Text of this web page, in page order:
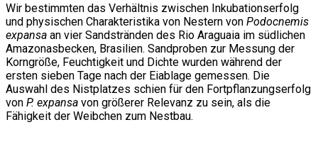
Wir bestimmten das Verhältnis zwischen Inkubationserfolg
und physischen Charakteristika von Nestern von Podocnemis
expansa an vier Sandstränden des Rio Araguaia im südlichen
Amazonasbecken, Brasilien. Sandproben zur Messung der
Korngröße, Feuchtigkeit und Dichte wurden während der
ersten sieben Tage nach der Eiablage gemessen. Die
Auswahl des Nistplatzes schien für den Fortpflanzungserfolg
von P. expansa von größerer Relevanz zu sein, als die
Fähigkeit der Weibchen zum Nestbau.